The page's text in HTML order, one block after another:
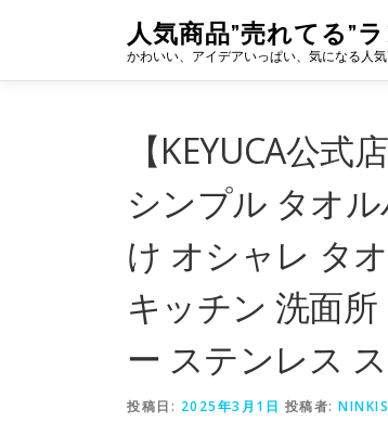
ン
人気商品”売れてる”
かわいい、アイデアいっぱい、気になる人
【KEYUCA公
シンプル タオ
け オシャレ タ
キッチン 洗面
ー ステンレス
投稿日: 2025年3月1日 投稿者: